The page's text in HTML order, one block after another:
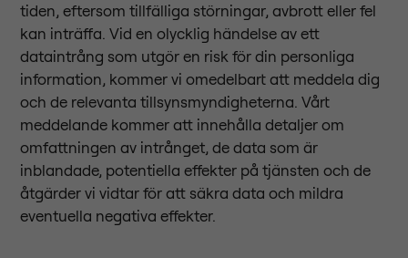
tiden, eftersom tillfälliga störningar, avbrott eller fel
kan inträffa. Vid en olycklig händelse av ett
dataintrång som utgör en risk för din personliga
information, kommer vi omedelbart att meddela dig
och de relevanta tillsynsmyndigheterna. Vårt
meddelande kommer att innehålla detaljer om
omfattningen av intrånget, de data som är
inblandade, potentiella effekter på tjänsten och de
åtgärder vi vidtar för att säkra data och mildra
eventuella negativa effekter.